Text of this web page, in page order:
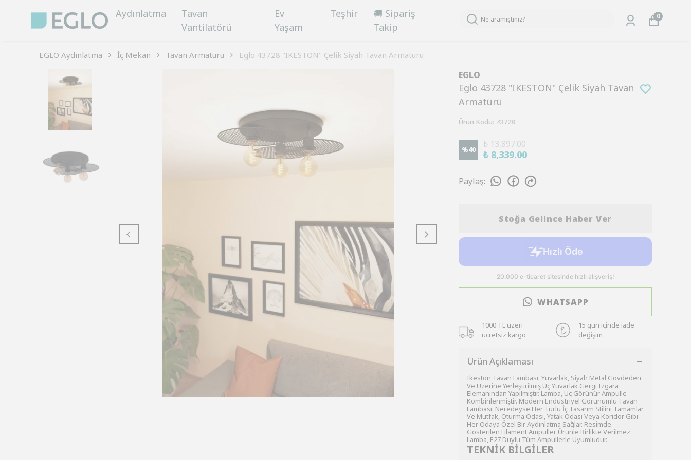
Aydınlatma
Tavan
Vantilatörü
Ev
Yaşam
Teşhir
🚚 Sipariş
Takip
0
EGLO Aydınlatma İç Mekan Tavan Armatürü Eglo 43728 "IKESTON" Çelik Siyah Tavan Armatürü
EGLO
Eglo 43728 "IKESTON" Çelik Siyah Tavan
Armatürü
Ürün Kodu: 43728
%40
₺ 13,897.00
₺ 8,339.00
Paylaş:
Stoğa Gelince Haber Ver
WHATSAPP
1000 TL üzeri
ücretsiz kargo
15 gün içinde iade
değişim
Ürün Açıklaması
Ikeston Tavan Lambası, Yuvarlak, Siyah Metal Gövdeden
Ve Üzerine Yerleştirilmiş Üç Yuvarlak Gergi Izgara
Elemanından Yapılmıştır. Lamba, Üç Görünür Ampulle
Kombinlenmiştir. Modern Endüstriyel Görünümlü Tavan
Lambası, Neredeyse Her Türlü İç Tasarım Stilini Tamamlar
Ve Mutfak, Oturma Odası, Yatak Odası Veya Koridor Gibi
Her Odaya Özel Bir Aydınlatma Sağlar. Resimde
Gösterilen Filament Ampuller Ürünle Birlikte Verilmez.
Lamba, E27 Duylu Tüm Ampullerle Uyumludur.
TEKNİK BİLGİLER